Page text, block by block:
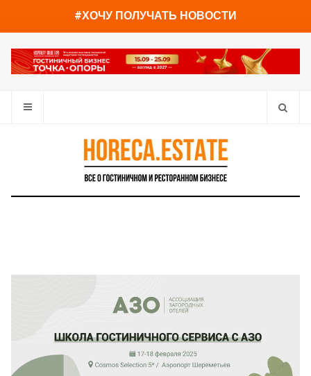
#ХОЧУ ПОЛУЧАТЬ НОВОСТИ